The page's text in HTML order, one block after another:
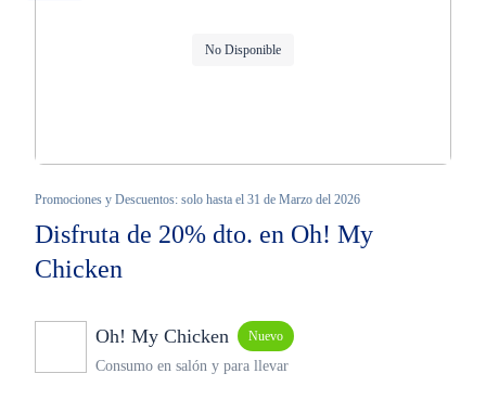
No Disponible
Promociones y Descuentos: solo hasta el 31 de Marzo del 2026
Disfruta de 20% dto. en Oh! My
Chicken
Oh! My Chicken Nuevo
Consumo en salón y para llevar